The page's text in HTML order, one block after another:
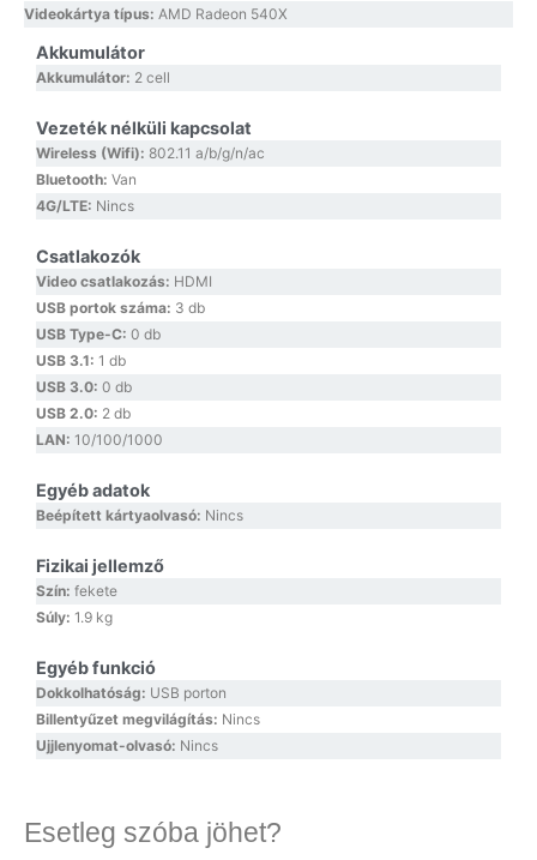
Videokártya típus: AMD Radeon 540X
Akkumulátor
Akkumulátor: 2 cell
Vezeték nélküli kapcsolat
Wireless (Wifi): 802.11 a/b/g/n/ac
Bluetooth: Van
4G/LTE: Nincs
Csatlakozók
Video csatlakozás: HDMI
USB portok száma: 3 db
USB Type-C: 0 db
USB 3.1: 1 db
USB 3.0: 0 db
USB 2.0: 2 db
LAN: 10/100/1000
Egyéb adatok
Beépített kártyaolvasó: Nincs
Fizikai jellemző
Szín: fekete
Súly: 1.9 kg
Egyéb funkció
Dokkolhatóság: USB porton
Billentyűzet megvilágítás: Nincs
Ujjlenyomat-olvasó: Nincs
Esetleg szóba jöhet?